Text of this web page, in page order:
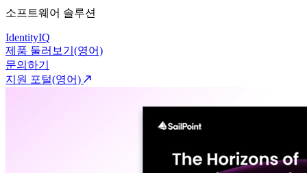
소프트웨어 솔루션
IdentityIQ
제품 둘러보기(영어)
문의하기
지원 포털(영어)